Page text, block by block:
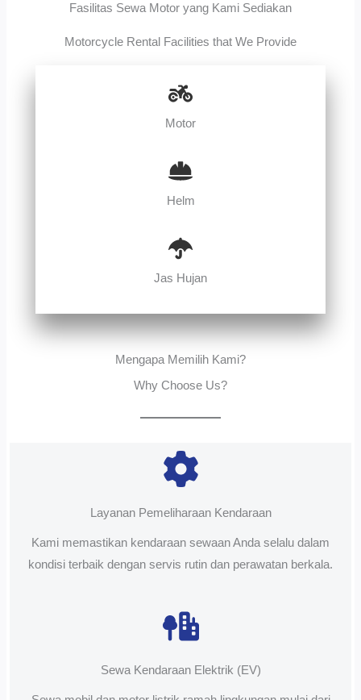
Fasilitas Sewa Motor yang Kami Sediakan
Motorcycle Rental Facilities that We Provide
Motor
Helm
Jas Hujan
Mengapa Memilih Kami?
Why Choose Us?
Layanan Pemeliharaan Kendaraan
Kami memastikan kendaraan sewaan Anda selalu dalam
kondisi terbaik dengan servis rutin dan perawatan berkala.
Sewa Kendaraan Elektrik (EV)